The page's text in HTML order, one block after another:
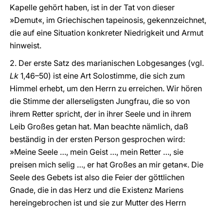
Kapelle gehört haben, ist in der Tat von dieser
»Demut«, im Griechischen tapeinosis, gekennzeichnet,
die auf eine Situation konkreter Niedrigkeit und Armut
hinweist.
2. Der erste Satz des marianischen Lobgesanges (vgl.
Lk 1,46–50) ist eine Art Solostimme, die sich zum
Himmel erhebt, um den Herrn zu erreichen. Wir hören
die Stimme der allerseligsten Jungfrau, die so von
ihrem Retter spricht, der in ihrer Seele und in ihrem
Leib Großes getan hat. Man beachte nämlich, daß
beständig in der ersten Person gesprochen wird:
»Meine Seele …, mein Geist …, mein Retter …, sie
preisen mich selig …, er hat Großes an mir getan«. Die
Seele des Gebets ist also die Feier der göttlichen
Gnade, die in das Herz und die Existenz Mariens
hereingebrochen ist und sie zur Mutter des Herrn